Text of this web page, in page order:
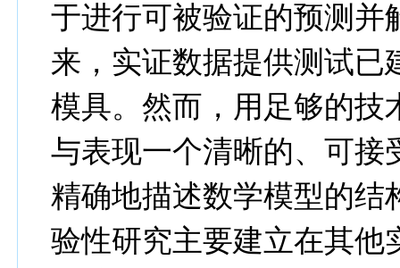
于进行可被验证的预测并
来，实证数据提供测试已
模具。然而，用足够的技
与表现一个清晰的、可接
精确地描述数学模型的结
验性研究主要建立在其他